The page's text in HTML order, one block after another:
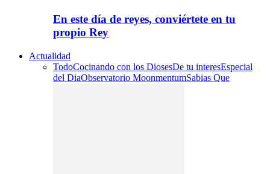
En este día de reyes, conviértete en tu
propio Rey
Actualidad
TodoCocinando con los DiosesDe tu interesEspecial
del DiaObservatorio MoonmentumSabias Que